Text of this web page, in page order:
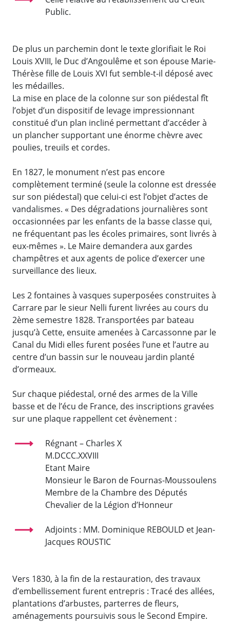
Public.
De plus un parchemin dont le texte glorifiait le Roi
Louis XVIII, le Duc d’Angoulême et son épouse Marie-
Thérèse fille de Louis XVI fut semble-t-il déposé avec
les médailles.
La mise en place de la colonne sur son piédestal fît
l’objet d’un dispositif de levage impressionnant
constitué d’un plan incliné permettant d’accéder à
un plancher supportant une énorme chèvre avec
poulies, treuils et cordes.
En 1827, le monument n’est pas encore
complètement terminé (seule la colonne est dressée
sur son piédestal) que celui-ci est l’objet d’actes de
vandalismes. « Des dégradations journalières sont
occasionnées par les enfants de la basse classe qui,
ne fréquentant pas les écoles primaires, sont livrés à
eux-mêmes ». Le Maire demandera aux gardes
champêtres et aux agents de police d’exercer une
surveillance des lieux.
Les 2 fontaines à vasques superposées construites à
Carrare par le sieur Nelli furent livrées au cours du
2ème semestre 1828. Transportées par bateau
jusqu’à Cette, ensuite amenées à Carcassonne par le
Canal du Midi elles furent posées l’une et l’autre au
centre d’un bassin sur le nouveau jardin planté
d’ormeaux.
Sur chaque piédestal, orné des armes de la Ville
basse et de l’écu de France, des inscriptions gravées
sur une plaque rappellent cet évènement :
Régnant – Charles X
M.DCCC.XXVIII
Etant Maire
Monsieur le Baron de Fournas-Moussoulens
Membre de la Chambre des Députés
Chevalier de la Légion d’Honneur
Adjoints : MM. Dominique REBOULD et Jean-
Jacques ROUSTIC
Vers 1830, à la fin de la restauration, des travaux
d’embellissement furent entrepris : Tracé des allées,
plantations d’arbustes, parterres de fleurs,
aménagements poursuivis sous le Second Empire.